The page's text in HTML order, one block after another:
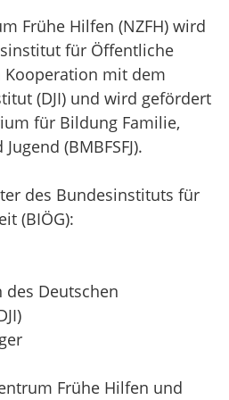
Frühe Hilfen (NZFH) wird
für Öffentliche
Kooperation mit dem
(DJI) und wird gefördert
für Bildung Familie,
(BMBFSFJ).
des Bundesinstituts für
(BIÖG):
Deutschen
Frühe Hilfen und